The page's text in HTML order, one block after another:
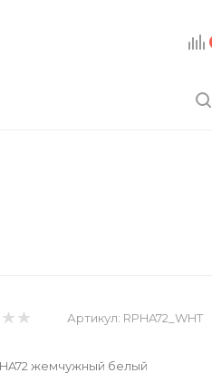
Артикул: RPHA72_WHT
жемчужный белый